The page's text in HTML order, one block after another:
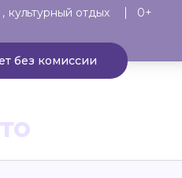
культурный отдых 0+
без комиссии